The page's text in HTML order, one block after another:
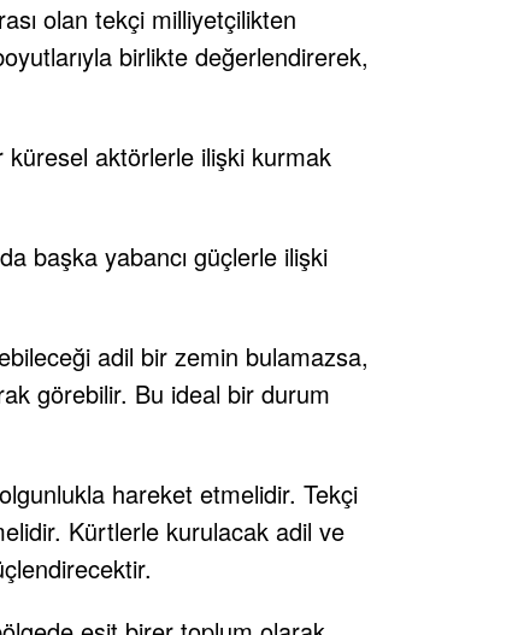
olan tekçi milliyetçilikten
birlikte değerlendirerek,
küresel aktörlerle ilişki kurmak
başka yabancı güçlerle ilişki
adil bir zemin bulamazsa,
görebilir. Bu ideal bir durum
hareket etmelidir. Tekçi
Kürtlerle kurulacak adil ve